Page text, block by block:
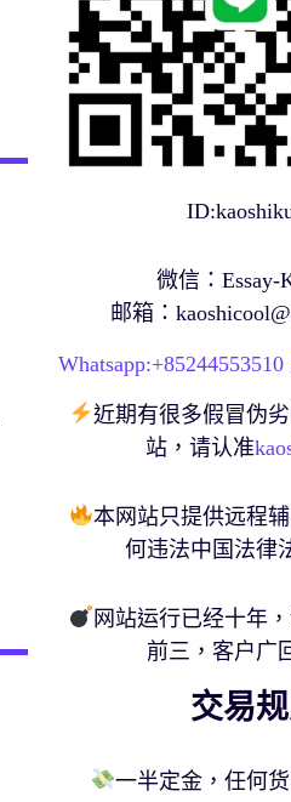
微信：Essay-
邮箱：
Whatsapp:+85244553510
近期有很多假冒伪
站，请认准
本网站只提供远程
何违法中国法律
网站运行已经十年
前三，客户广
交易
一半定金，任何